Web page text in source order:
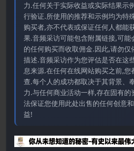
力.任何关于实际收益或实际结果示
行验证.所使用的推荐和示例均为特
购买者,亦不代表或保证任何人都能
果.音频采访可能包含附属链接,可能
的任何购买而收取佣金.因此,请勿仅
描述.音频采访作为您评估是否在这
息来源.在任何在线网站购买之前,您
查.每个人的成功都取决于其背景、
力.与任何商业活动一样,存在固有
法保证您使用此处出售的任何创意
益!